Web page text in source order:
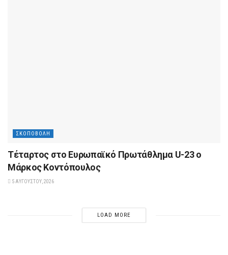
ΣΚΟΠΟΒΟΛΉ
Tέταρτος στο Ευρωπαϊκό Πρωτάθλημα U-23 ο
Μάρκος Κοντόπουλος
5 ΑΥΓΟΎΣΤΟΥ, 2026
LOAD MORE